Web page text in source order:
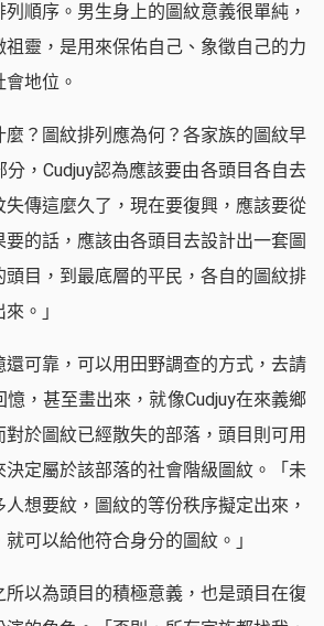
順序。男生身上的圖紋意義很單純，
靈，是用來保佑自己、象徵自己的力
地位。
麼？圖紋排列應為何？各家族的圖紋早
，Cudjuy認為應該要由各頭目各自去
傳這麼久了，現在要復興，應該要從
的話，應該由各頭目去設計出一套圖
目，到最底層的平民，各自的圖紋排
。」
可靠，可以用田野調查的方式，去請
，甚至畫出來，就像Cudjuy在來義鄉
於圖紋已經散失的部落，頭目則可用
定屬於該部落的社會階級圖紋。「未
想要紋，圖紋的等份秩序擬定出來，
可以給他符合身分的圖紋。」
以為頭目的積極意義，也是頭目在復